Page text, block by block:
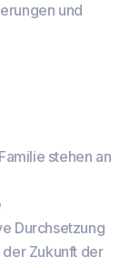
und
stehen an
Durchsetzung
Zukunft der